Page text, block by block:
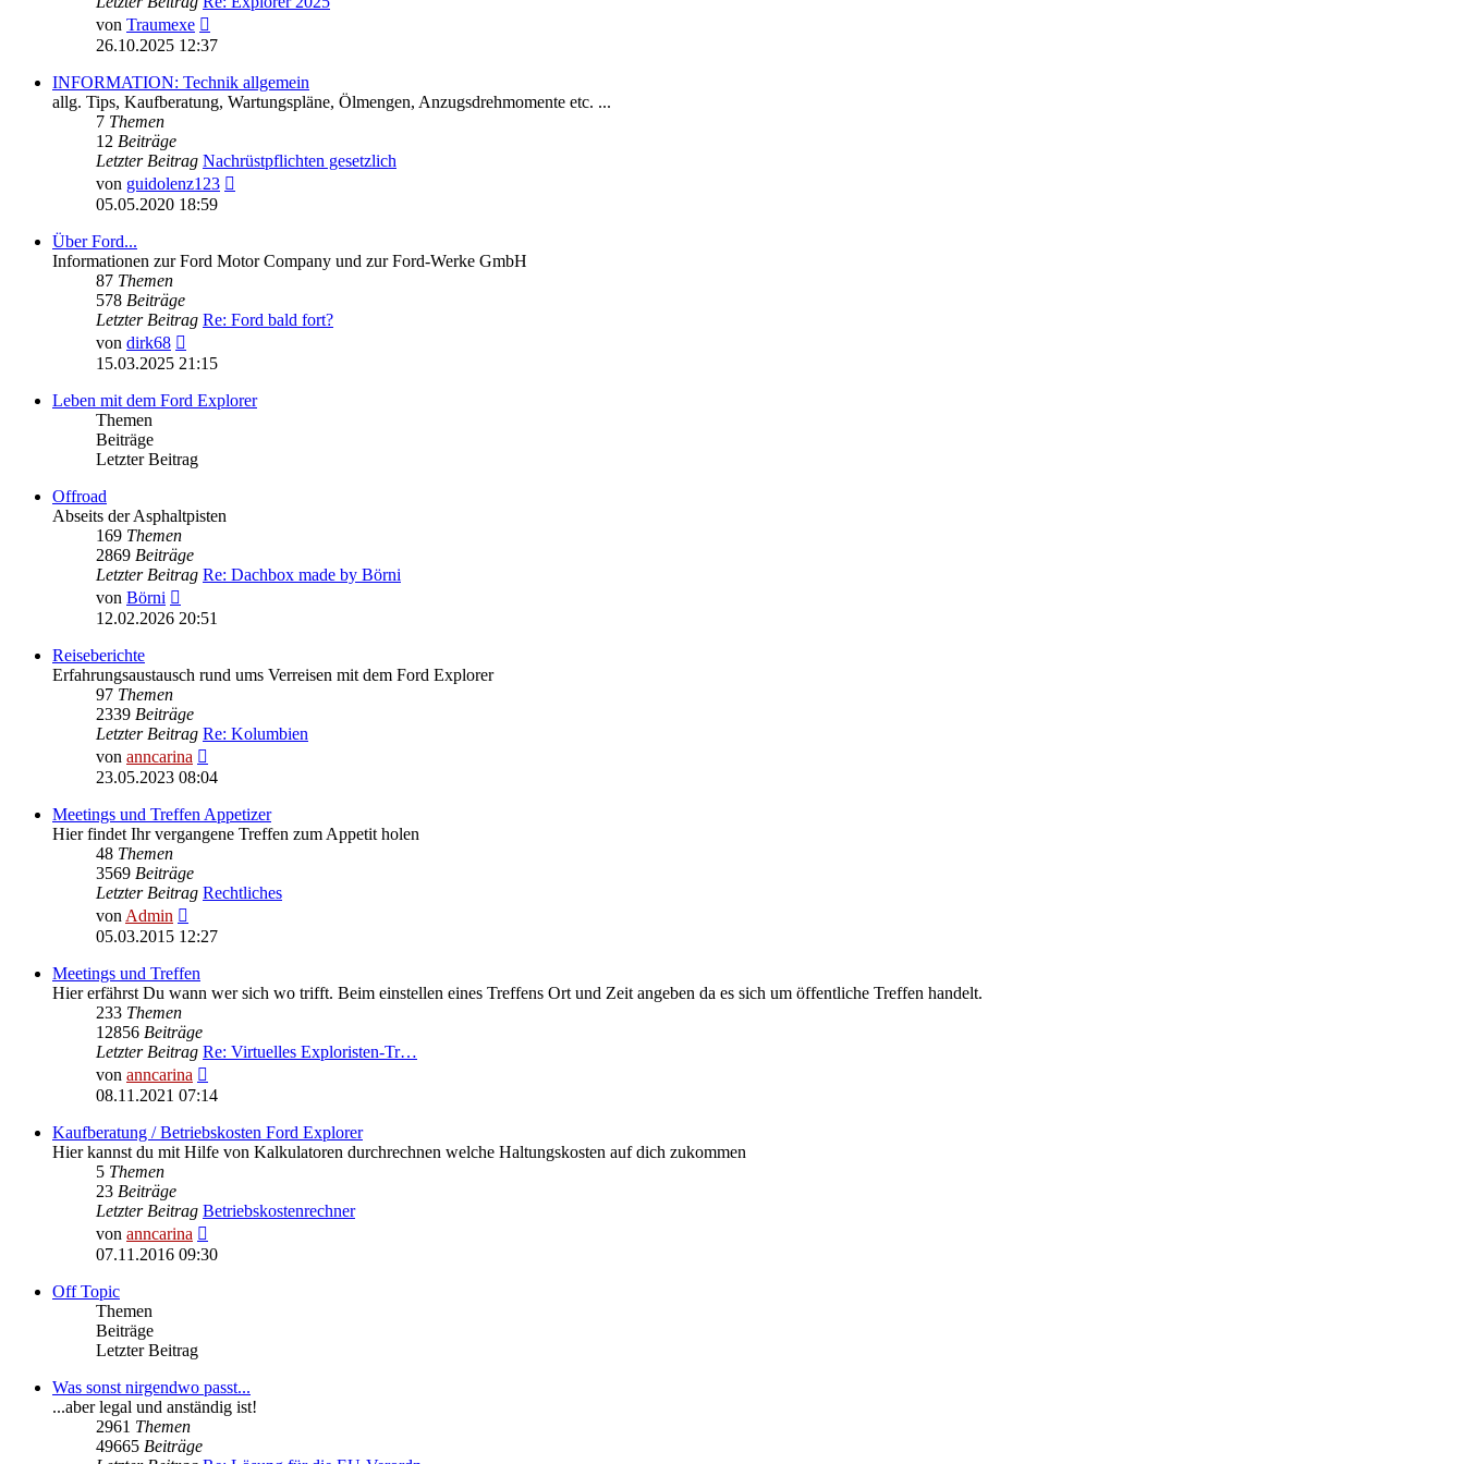
von Traumexe
Beitrag
26.10.2025 12:37
INFORMATION: Technik allgemein
allg. Tips, Kaufberatung, Wartungspläne, Ölmengen, Anzugsdrehmomente etc. ...
7 Themen
12 Beiträge
Letzter Beitrag Nachrüstpflichten gesetzlich
von guidolenz123
05.05.2020 18:59
Über Ford...
Informationen zur Ford Motor Company und zur Ford-Werke GmbH
87 Themen
578 Beiträge
Letzter Beitrag Re: Ford bald fort?
von dirk68
Beitrag
15.03.2025 21:15
Leben mit dem Ford Explorer
Themen
Beiträge
Letzter Beitrag
Offroad
Abseits der Asphaltpisten
169 Themen
2869 Beiträge
Letzter Beitrag Re: Dachbox made by Börni
von Börni
Beitrag
12.02.2026 20:51
Reiseberichte
Erfahrungsaustausch rund ums Verreisen mit dem Ford Explorer
97 Themen
2339 Beiträge
Letzter Beitrag Re: Kolumbien
von anncarina
Beitrag
23.05.2023 08:04
Meetings und Treffen Appetizer
Hier findet Ihr vergangene Treffen zum Appetit holen
48 Themen
3569 Beiträge
Letzter Beitrag Rechtliches
vonAdmin
Beitrag
05.03.2015 12:27
Meetings und Treffen
Hier erfährst Du wann wer sich wo trifft. Beim einstellen eines Treffens Ort und Zeit angeben da es sich um öffentliche Treffen handelt.
233 Themen
12856 Beiträge
Letzter Beitrag Re: Virtuelles Exploristen-Tr…
von anncarina
Beitrag
08.11.2021 07:14
Kaufberatung / Betriebskosten Ford Explorer
Hier kannst du mit Hilfe von Kalkulatoren durchrechnen welche Haltungskosten auf dich zukommen
5 Themen
23 Beiträge
Letzter Beitrag Betriebskostenrechner
von anncarina
Beitrag
07.11.2016 09:30
Off Topic
Themen
Beiträge
Letzter Beitrag
Was sonst nirgendwo passt...
...aber legal und anständig ist!
2961 Themen
49665 Beiträge